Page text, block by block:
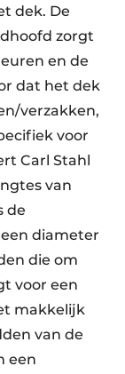
dek. De
zorgt
en de
dat het dek
verzakken,
voor
Carl Stahl
van
de
diameter
die om
voor een
makkelijk
van de
een